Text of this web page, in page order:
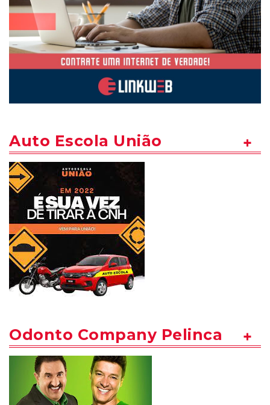
Auto Escola União
Odonto Company Pelinca